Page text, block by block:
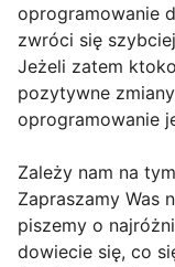
oprogramowanie
zwróci się
Jeżeli zatem
pozytywne
oprogramowanie
Zależy nam na
Zapraszamy Was
piszemy o
dowiecie się, co